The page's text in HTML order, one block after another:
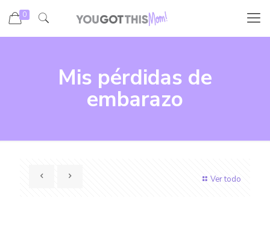
0
Mis pérdidas de
embarazo
Ver todo